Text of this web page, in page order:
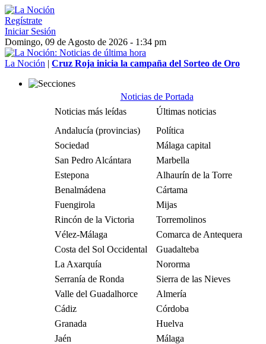
Regístrate
Iniciar Sesión
Domingo, 09 de Agosto de 2026 - 1:34 pm
La Noción | Cruz Roja inicia la campaña del Sorteo de Oro
Noticias de Portada
Noticias más leídas
Últimas noticias
Andalucía (provincias)
Política
Sociedad
Málaga capital
San Pedro Alcántara
Marbella
Estepona
Alhaurín de la Torre
Benalmádena
Cártama
Fuengirola
Mijas
Rincón de la Victoria
Torremolinos
Vélez-Málaga
Comarca de Antequera
Costa del Sol Occidental
Guadalteba
La Axarquía
Nororma
Serranía de Ronda
Sierra de las Nieves
Valle del Guadalhorce
Almería
Cádiz
Córdoba
Granada
Huelva
Jaén
Málaga